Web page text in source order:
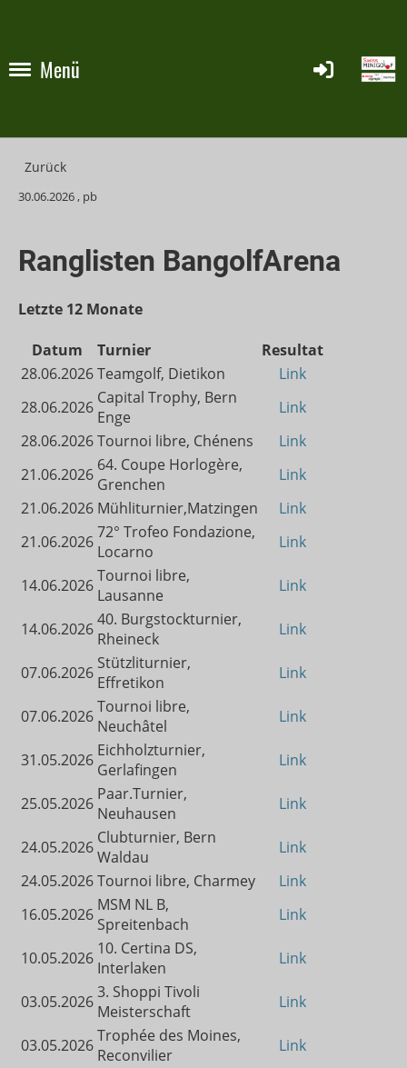
Menü
Zurück
30.06.2026, pb
Ranglisten BangolfArena
Letzte 12 Monate
Datum Turnier
Resultat
28.06.2026Teamgolf, Dietikon
Link
28.06.2026 Capital Trophy, Bern
Enge
Link
28.06.2026Tournoi libre, Chénens
Link
21.06.2026 64. Coupe Horlogère,
Grenchen
Link
21.06.2026 Mühliturnier,Matzingen
Link
21.06.202672° Trofeo Fondazione,
Locarno
Link
14.06.2026Tournoi libre,
Lausanne
Link
14.06.202640. Burgstockturnier,
Rheineck
Link
07.06.2026 Stützliturnier,
Effretikon
Link
07.06.2026Tournoi libre,
Neuchâtel
Link
31.05.2026 Eichholzturnier,
Gerlafingen
Link
25.05.2026 Paar.Turnier,
Neuhausen
Link
24.05.2026 Clubturnier, Bern
Waldau
Link
24.05.2026Tournoi libre, Charmey
Link
16.05.2026 MSM NL B,
Spreitenbach
Link
10.05.2026 10. Certina DS,
Interlaken
Link
03.05.20263. Shoppi Tivoli
Meisterschaft
Link
03.05.2026Trophée des Moines,
Reconvilier
Link